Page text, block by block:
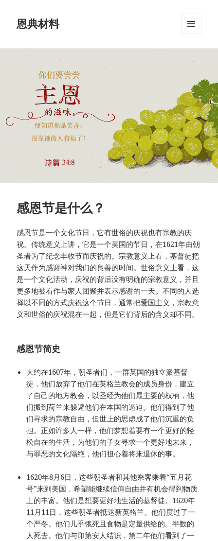
恩典材料
挂件
感恩节是什么？
感恩节是一个文化节日，它有世俗的庆祝也有宗教的庆
祝。传统意义上讲，它是一个美国的节日，在1621年由朝
圣者为了纪念丰收节而庆祝的。宗教意义上看，基督徒把
这天作为感谢神对我们的良善的时间。世俗意义上看，这
是一个文化活动，庆祝的背后没有明确的宗教意义，并且
更多地被看作与家人团聚并表示感谢的一天。不同的人选
择以不同的方式庆祝这个节日，通常把爱国主义，宗教意
义和世俗的庆祝混在一起，但是它们背后的含义却不同。
感恩节简史
大约在1607年，朝圣者们，一群英国的独立派基督
徒，他们放弃了他们在英格兰教会的成员身份，建立
了自己的地方教会，以圣经为他们最主要的权柄，他
们搬到荷兰来躲避他们在本国的逼迫。他们得到了他
们寻求的宗教自由，但世上的思虑成了他们沉重的负
担。正如许多人一样，他们梦想着要有一个更好的轻
松自在的生活，为他们的子女寻求一个更好地未来，
与罪恶的文化隔绝，他们担心着将来退休的事。
1620年8月6日，这些朝圣者和其他乘客乘着“五月花
号”来到美国，希望能继续信仰自由并有机会得到物质
上的丰富。他们是想要更好地生活的基督徒。1620年
11月11日，这些朝圣者抵达新英格兰。他们度过了一
个严冬。他们几乎饿死且食物是定量供给的。半数的
人死去。他们与印第安人结识，第二年他们看到了一